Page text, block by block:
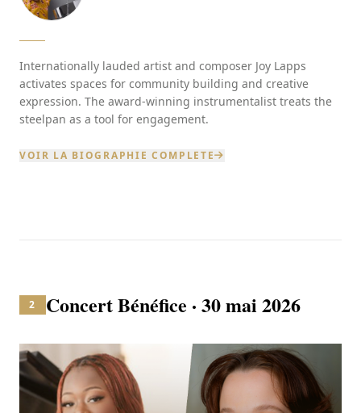
Internationally lauded artist and composer Joy Lapps
activates spaces for community building and creative
expression. The award-winning instrumentalist treats the
steelpan as a tool for engagement.
VOIR LA BIOGRAPHIE COMPLETE
2 Concert Bénéfice · 30 mai 2026